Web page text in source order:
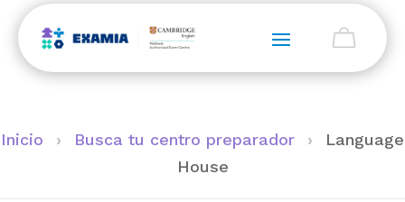
Inicio › Busca tu centro preparador ›
Language
House